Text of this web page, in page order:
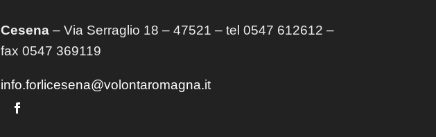
Cesena– Via Serraglio 18 – 47521 – tel 0547 612612 –
fax 0547 369119
info.forlicesena@volontaromagna.it